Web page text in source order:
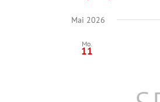
wählen.
Mai 2026
Mo.
11